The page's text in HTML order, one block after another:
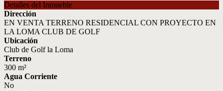
Detalles del Inmueble
Dirección
EN VENTA TERRENO RESIDENCIAL CON PROYECTO EN
LA LOMA CLUB DE GOLF
Ubicación
Club de Golf la Loma
Terreno
300 m²
Agua Corriente
No